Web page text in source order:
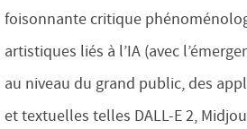
foisonnante critique
artistiques liés à l’IA (avec
au niveau du grand public, des
et textuelles telles DALL-E 2,